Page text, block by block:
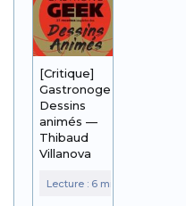
[Critique]
Gastronogeek
Dessins
animés —
Thibaud
Villanova